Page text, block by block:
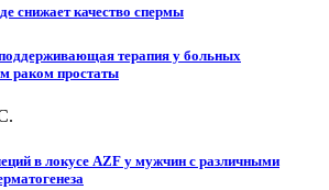
снижает качество спермы
терапия у больных
раком простаты
в локусе AZF у мужчин с различными